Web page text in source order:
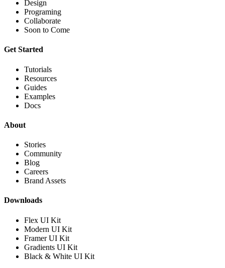
Design
Programing
Collaborate
Soon to Come
Get Started
Tutorials
Resources
Guides
Examples
Docs
About
Stories
Community
Blog
Careers
Brand Assets
Downloads
Flex UI Kit
Modern UI Kit
Framer UI Kit
Gradients UI Kit
Black & White UI Kit